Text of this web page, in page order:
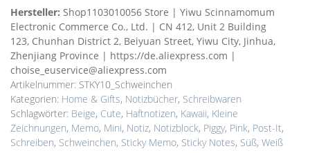
Memo:
Schweinchen
-
Haftnotizen
Menge
Hersteller: Shop1103010056 Store | Yiwu Scinnamomum
Electronic Commerce Co., Ltd. | CN 412, Unit 2 Building
123, Chunhan District 2, Beiyuan Street, Yiwu City, Jinhua,
Zhenjiang Province | https://de.aliexpress.com |
choise_euservice@aliexpress.com
Artikelnummer: STKY10_Schweinchen
Kategorien: Home & Gifts, Notizbücher, Schreibwaren
Schlagwörter: Beige, Cute, Haftnotizen, Kawaii, Kleine
Zeichnungen, Memo, Mini, Notiz, Notizblock, Piggy, Pink, Post-It,
Schreiben, Schweinchen, Sticky Memo, Sticky Notes, Süß, Weiß